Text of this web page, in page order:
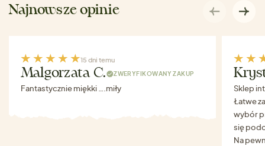
Najnowsze opinie
15 dni temu
Malgorzata C. ZWERYFIKOWANY ZAKUP
Fantastycznie miękki ….miły
Sklep
Łatwe
wybór
się
Na